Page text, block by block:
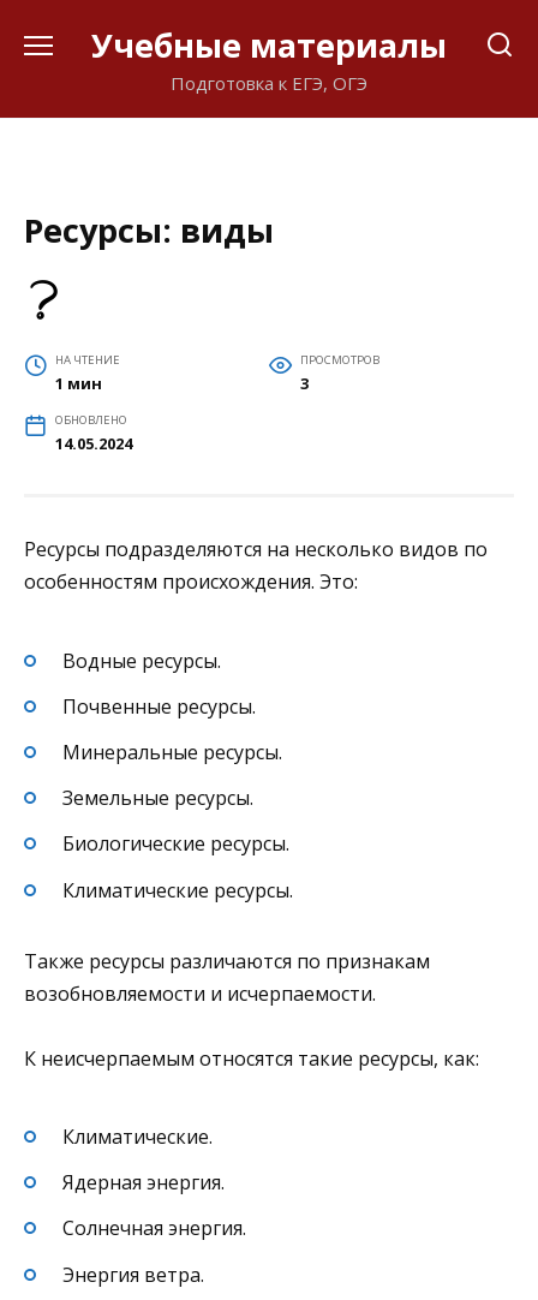
Учебные материалы
Подготовка к ЕГЭ, ОГЭ
Ресурсы: виды
НА ЧТЕНИЕ
1 мин
ПРОСМОТРОВ
3
ОБНОВЛЕНО
14.05.2024
Ресурсы подразделяются на несколько видов по
особенностям происхождения. Это:
Водные ресурсы.
Почвенные ресурсы.
Минеральные ресурсы.
Земельные ресурсы.
Биологические ресурсы.
Климатические ресурсы.
Также ресурсы различаются по признакам
возобновляемости и исчерпаемости.
К неисчерпаемым относятся такие ресурсы, как:
Климатические.
Ядерная энергия.
Солнечная энергия.
Энергия ветра.